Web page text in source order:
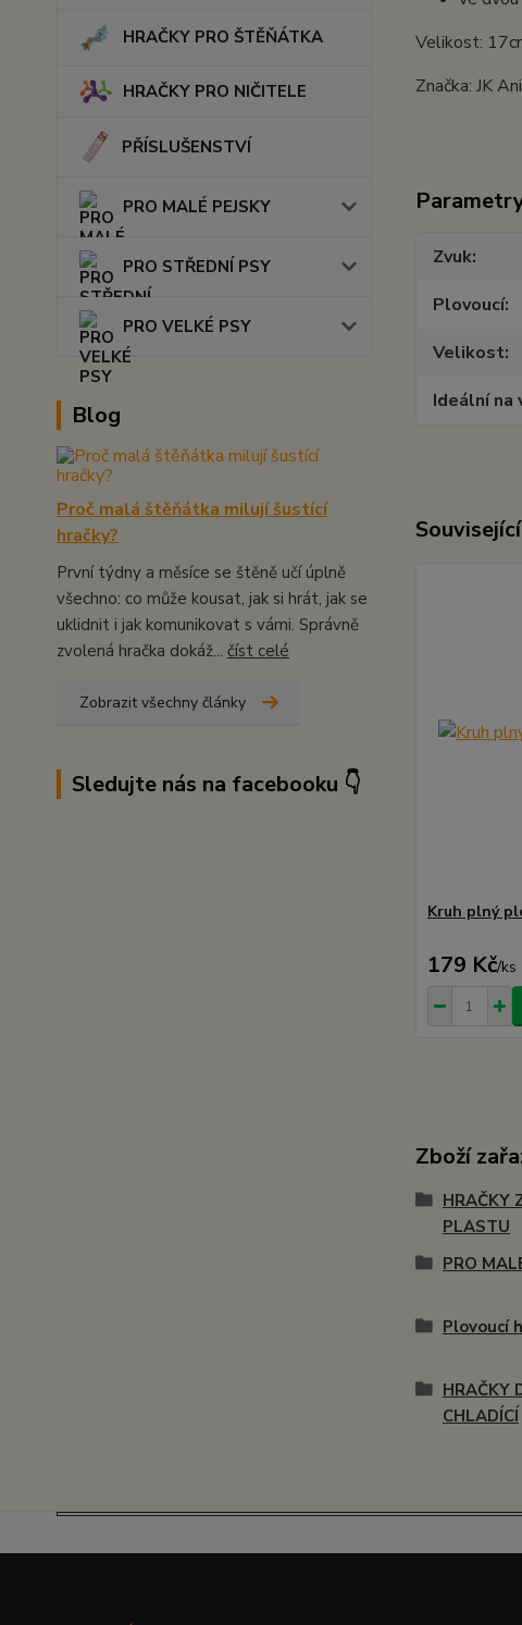
HRAČKY PRO ŠTĚŇÁTKA
HRAČKY PRO NIČITELE
PŘÍSLUŠENSTVÍ
PRO MALÉ PEJSKY
PRO STŘEDNÍ PSY
PRO VELKÉ PSY
Blog
Proč malá štěňátka milují šustící
hračky?
První týdny a měsíce se štěně učí úplně
všechno: co může kousat, jak si hrát, jak se
uklidnit i jak komunikovat s vámi. Správně
zvolená hračka dokáž... číst celé
Zobrazit všechny články
Sledujte nás na facebooku 👇
Velikost:
Značka: JK
Zvuk
Plovoucí
Velikost
Ideální na
Kruh plný
179 Kč/ks
Zboží
HRAČKY
PLASTU
PRO
Plovoucí
HRAČKY
CHLADÍCÍ